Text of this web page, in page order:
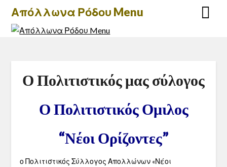
Skip
content
Απόλλωνα Ρόδου Menu
Ο Πολιτιστικός μας σύλογος
Ο Πολιτιστικός Ομιλος
“Νέοι Ορίζοντες”
ο Πολιτιστικός Σύλλογος Απολλώνων «Νέοι